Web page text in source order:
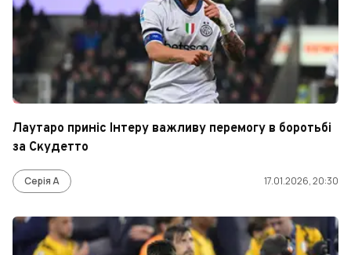
Лаутаро приніс Інтеру важливу перемогу в боротьбі
за Скудетто
Серія А 17.01.2026, 20:30